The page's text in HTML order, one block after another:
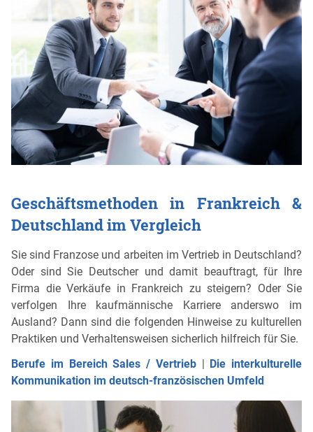
Geschäftsmethoden in Frankreich &
Deutschland im Vergleich
Sie sind Franzose und arbeiten im Vertrieb in Deutschland?
Oder sind Sie Deutscher und damit beauftragt, für Ihre
Firma die Verkäufe in Frankreich zu steigern? Oder Sie
verfolgen Ihre kaufmännische Karriere anderswo im
Ausland? Dann sind die folgenden Hinweise zu kulturellen
Praktiken und Verhaltensweisen sicherlich hilfreich für Sie.
Berufe im Bereich Sales / Vertrieb| Die interkulturelle
Kommunikation im deutsch-französischen Umfeld